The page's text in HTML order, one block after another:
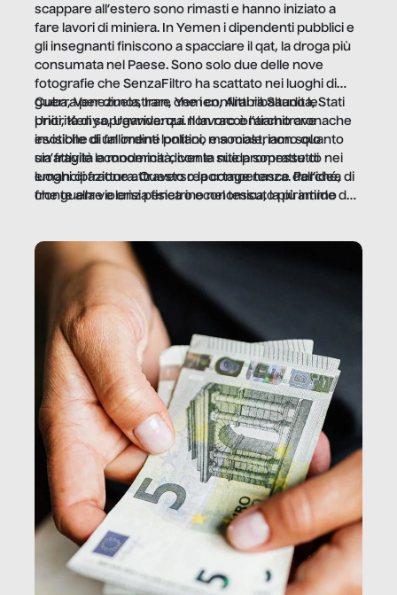
scappare all’estero sono rimasti e hanno iniziato a
fare lavori di miniera. In Yemen i dipendenti pubblici e
gli insegnanti finiscono a spacciare il qat, la droga più
consumata nel Paese. Sono solo due delle nove
fotografie che SenzaFiltro ha scattato nei luoghi di
guerra per dimostrare che i conflitti ribaltano le
priorità di sopravvivenza. Il lavoro è l’architrave
invisibile di un ordine politico e sociale, non solo
un’attività economica: diventa nitida soprattutto nei
luoghi di frattura. Questo reportage nasce dall’idea
che guerre e crisi penetrino nel tessuto più intimo
Cuba, Venezuela, Iran, Yemen, Arabia Saudita, Stati
Uniti, Kenya, Uganda: qui non raccontiamo cronache
esotiche di fallimenti lontani, ma mostriamo quanto
sia fragile la modernità, con le sue promesse di
emancipazione attraverso la competenza. Perché, di
fronte alla violenza fisica o economica, la piramide del